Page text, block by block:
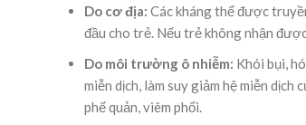
Do cơ địa: Các kháng thể được
đầu cho trẻ. Nếu trẻ không nhận
Do môi trường ô nhiễm: Khói bụi,
miễn dịch, làm suy giảm hệ miễn
phế quản, viêm phổi.